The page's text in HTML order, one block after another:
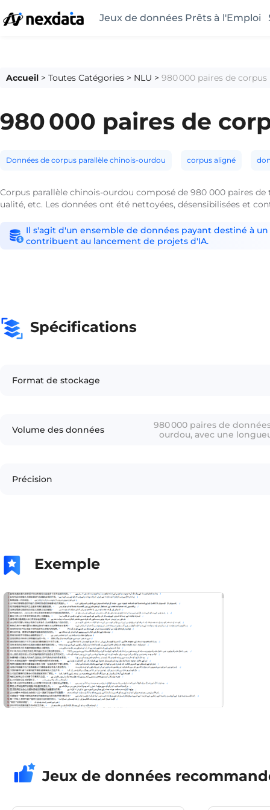
Jeux de données Prêts à l'Emploi
Accueil > Toutes Catégories > NLU > 980 000 paires de
980 000 paires de
Données de corpus parallèle chinois-ourdou corpus aligné
Corpus parallèle chinois-ourdou composé de 980 000 paires
ualité, etc. Les données ont été nettoyées, désensibilisées et
Il s'agit d'un ensemble de données payant destiné à
contribuent au lancement de projets d'IA.
Spécifications
Format de stockage
Volume des données
980 000 paires de
ourdou, avec une
Précision
Exemple
Jeux de données